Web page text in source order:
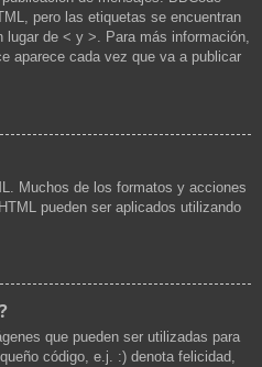
pero las etiquetas se encuentran
de < y >. Para más información,
aparece cada vez que va a publicar
Muchos de los formatos y acciones
pueden ser aplicados utilizando
que pueden ser utilizadas para
código, e.j. :) denota felicidad,